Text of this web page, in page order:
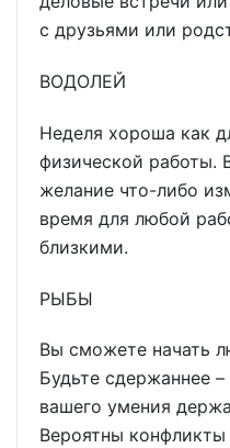
с друзьями или
ВОДОЛЕЙ
Неделя хороша как
физической работы.
желание что-либо
время для любой
близкими.
РЫБЫ
Вы сможете начать
Будьте сдержаннее –
вашего умения
Вероятны